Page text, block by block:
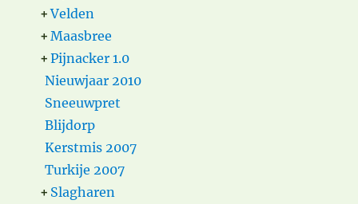
+ Velden
+ Maasbree
+ Pijnacker 1.0
Nieuwjaar 2010
Sneeuwpret
Blijdorp
Kerstmis 2007
Turkije 2007
+ Slagharen